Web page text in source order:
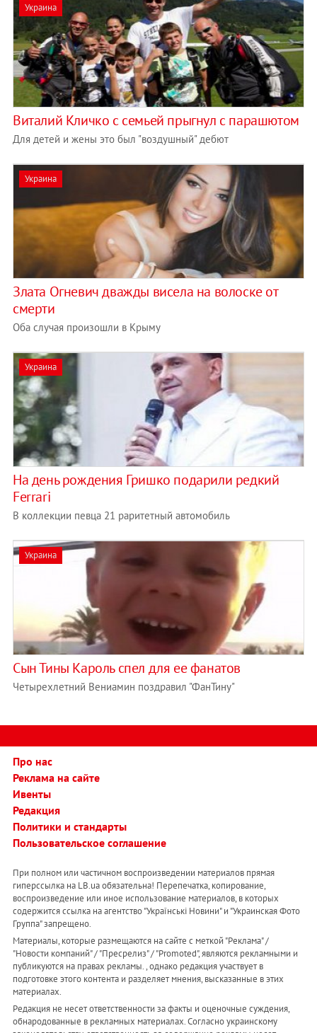
Украина
Виталий Кличко с семьей прыгнул с парашютом
Для детей и жены это был "воздушный" дебют
Украина
Злата Огневич дважды висела на волоске от
смерти
Оба случая произошли в Крыму
Украина
На день рождения Гришко подарили редкий
Ferrari
В коллекции певца 21 раритетный автомобиль
Украина
Сын Тины Кароль спел для ее фанатов
Четырехлетний Вениамин поздравил "ФанТину"
Про нас
Реклама на сайте
Ивенты
Редакция
Политики и стандарты
Пользовательское соглашение
При полном или частичном воспроизведении материалов прямая
гиперссылка на LB.ua обязательна! Перепечатка, копирование,
воспроизведение или иное использование материалов, в которых
содержится ссылка на агентство "Українськi Новини" и "Украинская Фото
Группа" запрещено.
Материалы, которые размещаются на сайте с меткой "Реклама" /
"Новости компаний" / "Пресрелиз" / "Promoted", являются рекламными и
публикуются на правах рекламы. , однако редакция участвует в
подготовке этого контента и разделяет мнения, высказанные в этих
материалах.
Редакция не несет ответственности за факты и оценочные суждения,
обнародованные в рекламных материалах. Согласно украинскому